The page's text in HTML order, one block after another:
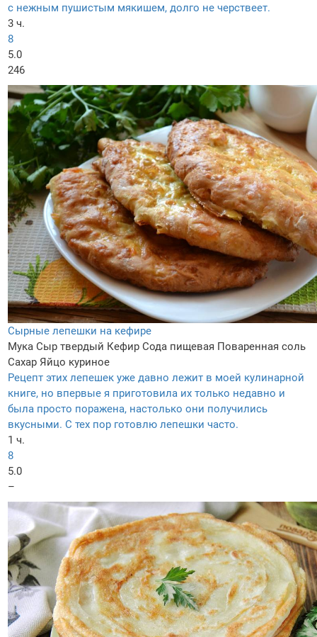
с нежным пушистым мякишем, долго не черствеет.
3 ч.
8
5.0
246
Сырные лепешки на кефире
Мука Сыр твердый Кефир Сода пищевая Поваренная соль
Сахар Яйцо куриное
Рецепт этих лепешек уже давно лежит в моей кулинарной
книге, но впервые я приготовила их только недавно и
была просто поражена, настолько они получились
вкусными. С тех пор готовлю лепешки часто.
1 ч.
8
5.0
–